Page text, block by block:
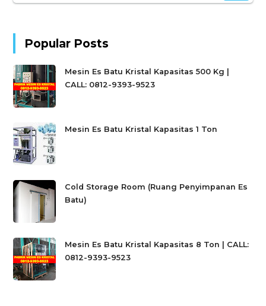
Popular Posts
Mesin Es Batu Kristal Kapasitas 500 Kg |
CALL: 0812-9393-9523
Mesin Es Batu Kristal Kapasitas 1 Ton
Cold Storage Room (Ruang Penyimpanan Es
Batu)
Mesin Es Batu Kristal Kapasitas 8 Ton | CALL:
0812-9393-9523